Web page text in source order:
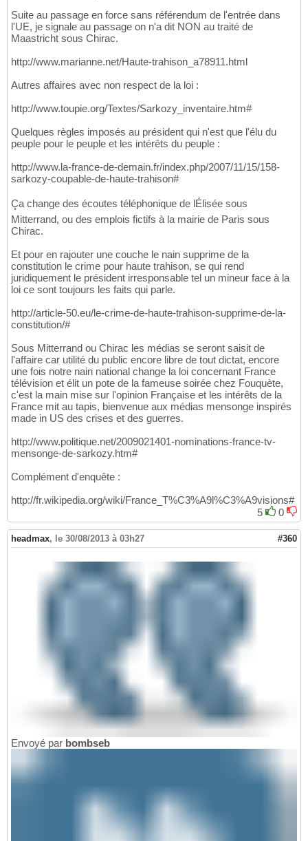
Suite au passage en force sans référendum de l'entrée dans
l'UE, je signale au passage on n'a dit NON au traité de
Maastricht sous Chirac.
http://www.marianne.net/Haute-trahison_a78911.html
Autres affaires avec non respect de la loi :
http://www.toupie.org/Textes/Sarkozy_inventaire.htm#
Quelques règles imposés au président qui n'est que l'élu du
peuple pour le peuple et les intérêts du peuple :
http://www.la-france-de-demain.fr/index.php/2007/11/15/158-
sarkozy-coupable-de-haute-trahison#
Ça change des écoutes téléphonique de lÉlisée sous
Mitterrand, ou des emplois fictifs à la mairie de Paris sous
Chirac.
Et pour en rajouter une couche le nain supprime de la
constitution le crime pour haute trahison, se qui rend
juridiquement le président irresponsable tel un mineur face à la
loi ce sont toujours les faits qui parle.
http://article-50.eu/le-crime-de-haute-trahison-supprime-de-la-
constitution/#
Sous Mitterrand ou Chirac les médias se seront saisit de
l'affaire car utilité du public encore libre de tout dictat, encore
une fois notre nain national change la loi concernant France
télévision et élit un pote de la fameuse soirée chez Fouquète,
c'est la main mise sur l'opinion Française et les intérêts de la
France mit au tapis, bienvenue aux médias mensonge inspirés
made in US des crises et des guerres.
http://www.politique.net/2009021401-nominations-france-tv-
mensonge-de-sarkozy.htm#
Complément d'enquête :
http://fr.wikipedia.org/wiki/France_T%C3%A9l%C3%A9visions#
5
0
headmax, le 30/08/2013 à 03h27 #360
Envoyé par bombseb